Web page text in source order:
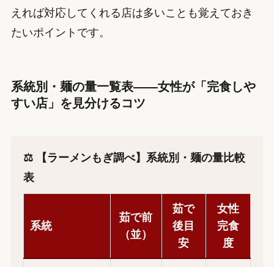
えれば対応してくれる店は多いことも覚えておき
たいポイントです。
系統別・麺の量一覧表——女性が「完食しや
すい店」を見分けるコツ
⚖️ 【ラーメンもぎ調べ】系統別・麺の量比較
表
系統
茹で前
（並）
茹で
後目
安
女性
完食
度